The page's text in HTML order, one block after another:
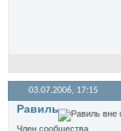
03.07.2006, 17:15
Равиль
Член сообщества